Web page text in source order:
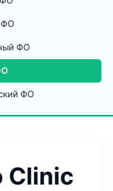
ФО
ФО
ФО
Clinic